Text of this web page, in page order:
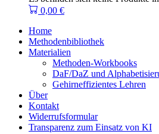
0,00 €
Home
Methodenbibliothek
Materialien
Methoden-Workbooks
DaF/DaZ und
Gehirneffizientes Lehren
Über
Kontakt
Widerrufsformular
Transparenz zum Einsatz von KI